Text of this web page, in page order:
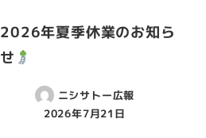
2026年夏季休業のお知ら
せ
ニシサトー広報
2026年7月21日